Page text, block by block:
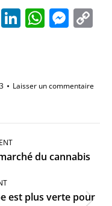
Snapchat
LinkedIn
Laisser un commentaire
du cannabis
est plus verte pour